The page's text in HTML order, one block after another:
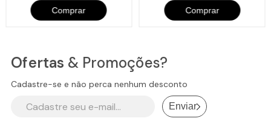
Comprar Comprar
Ofertas & Promoções?
Cadastre-se e não perca nenhum desconto
Enviar